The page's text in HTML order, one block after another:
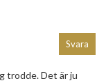
trodde. Det är ju
Svara